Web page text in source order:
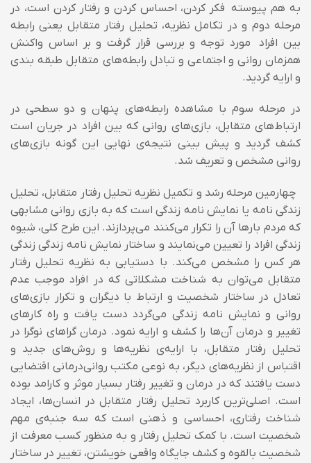
به هم پیوسته فکر کردن، احساس کردن و رفتار کردن است، در
مرحله دوم و در تکامل نظریه، تحلیل رفتار متقابل یعنی رابطه
بین افراد مورد توجه و بررسی قرار گرفت و بر اساس واکنش
همزمان روانی و اجتماعی و تبادل رابطه‌های متقابل طبقه بندی
و ارایه گردید.
در مرحله سوم با مشاهده رابطه‌های پنهان و دو سطحی در
ارتباط‌های متقابل، بازی‌های روانی که بین افراد در جریان است
کشف گردید و پیش بینی نتیجه‌ی نهایی این گونه بازی‌های
روانی مشخص و تعریف شد.
چهارمین مرحله رشد و تکمیل نظریه تحلیل رفتار متقابل، تحلیل
زندگی نامه یا نمایش نامه زندگی است که به بازی روانی مشابهی
که مردم بارها آن را تکرار می‌کنند می‌پردازند. این طرح کلی، شیوه
زندگی افراد را تعیین می‌نمایند و ساختار نمایش نامه زندگی زندگی
هر کس را مشخص می‌کند. با دستیابی به نظریه تحلیل رفتار
متقابل می‌توان به شناخت مشکلاتی که در افراد موجب عدم
تعادل در ساختار شخصیت و ارتباط با دیگران و تکرار بازی‌های
روانی و نمایش نامه زندگی می‌گردد دست یافت و راه کارهای
تغییر و درمان آن‌ها را کشف و ارایه نمود. درمان گراهای نوگرا در
تحلیل رفتار متقابل، با ارایه‌ی نظریه‌ها و روش‌های جدید و
اقتباس از نظریه‌های دیگر، به نوعی مکتب روانی‌درمانی اقتضایی
دست یافتند که در درمان و تغییر رفتار بسیار موثر و کارامد بوده
است. اصلی‌ترین کاربرد تحلیل رفتار متقابل در انسان‌ها، ایجاد
شناخت رفتاری، احساسی و ذهنی است که سه جنبه‌ی مهم
شخصیت است. با کمک تحلیل رفتار و به منظور کسب معرفت از
شخصیت بالقوه و کشف جایگاه واقعی خویشتن، تغییر در ساختار